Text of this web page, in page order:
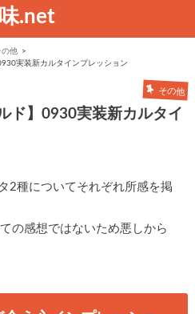
.net
の他
実装新カルタインプレッション
その他
ド】0930実装新カルタイ
2種についてそれぞれ所感を掲
の感想ではないため悪しから